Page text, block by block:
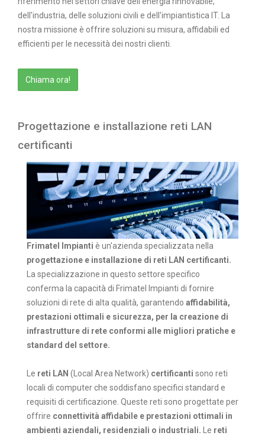
dell'industria, delle soluzioni civili e dell'impiantistica IT. La
nostra missione è offrire soluzioni su misura, affidabili ed
efficienti per le necessità dei nostri clienti.
Chiama ora!
Progettazione e installazione reti LAN
certificanti
Frimatel Impianti è un'azienda specializzata nella
progettazione e installazione di reti LAN certificanti.
La specializzazione in questo settore specifico
conferma la capacità di Frimatel Impianti di fornire
soluzioni di rete di alta qualità, garantendo affidabilità,
prestazioni ottimali e sicurezza, per la creazione di
infrastrutture di rete conformi alle migliori pratiche e
standard del settore.
Le reti LAN (Local Area Network) certificanti sono reti
locali di computer che soddisfano specifici standard e
requisiti di certificazione. Queste reti sono progettate per
offrire connettività affidabile e prestazioni ottimali in
ambienti aziendali, residenziali o industriali. Le reti